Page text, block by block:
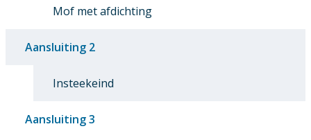
Mof met afdichting
Aansluiting 2
Insteekeind
Aansluiting 3